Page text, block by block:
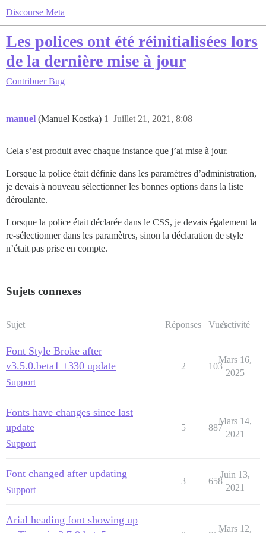
Discourse Meta
Les polices ont été réinitialisées lors
de la dernière mise à jour
Contribuer Bug
manuel (Manuel Kostka) Juillet 21, 2021, 8:08
1
Cela s’est produit avec chaque instance que j’ai mise à jour.
Lorsque la police était définie dans les paramètres d’administration,
je devais à nouveau sélectionner les bonnes options dans la liste
déroulante.
Lorsque la police était déclarée dans le CSS, je devais également la
re-sélectionner dans les paramètres, sinon la déclaration de style
n’était pas prise en compte.
Sujets connexes
Sujet Réponses VuesActivité
Font Style Broke after
v3.5.0.beta1 +330 update
Support
2 103
Mars 16,
2025
Fonts have changes since last
update
Support
5 887
Mars 14,
2021
Font changed after updating
Support
3 658
Juin 13,
2021
Arial heading font showing up
Mars 12,